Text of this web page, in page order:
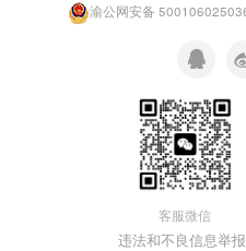
渝公网安备
客服微信
违法和不良信息举